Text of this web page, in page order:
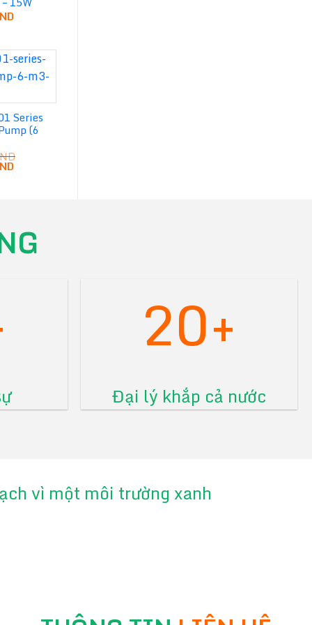
Series
(6
Giá
20+
Đại lý khắp cả nước
vì một môi trường xanh